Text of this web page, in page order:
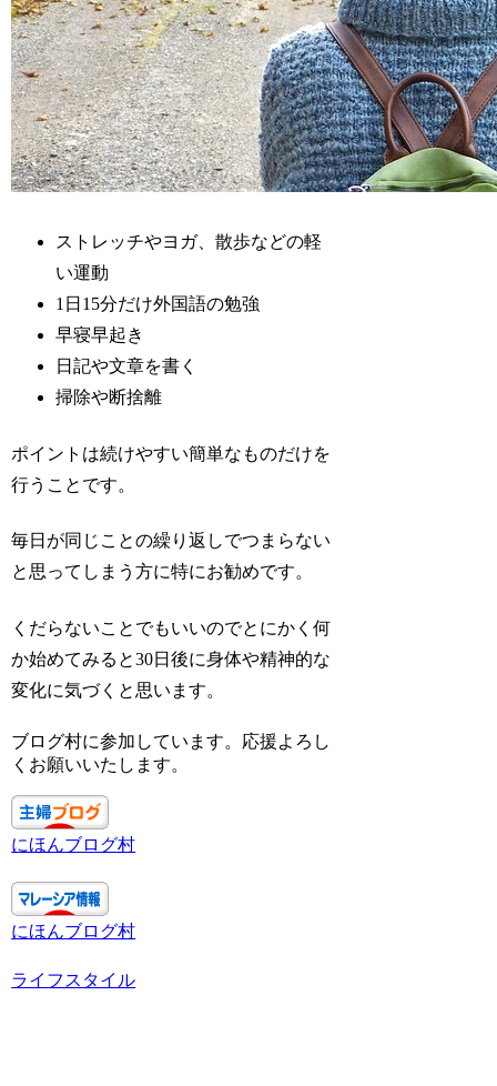
ストレッチやヨガ、散歩などの軽
い運動
1日15分だけ外国語の勉強
早寝早起き
日記や文章を書く
掃除や断捨離
ポイントは続けやすい簡単なものだけを
行うことです。
毎日が同じことの繰り返しでつまらない
と思ってしまう方に特にお勧めです。
くだらないことでもいいのでとにかく何
か始めてみると30日後に身体や精神的な
変化に気づくと思います。
ブログ村に参加しています。応援よろし
くお願いいたします。
にほんブログ村
にほんブログ村
ライフスタイル